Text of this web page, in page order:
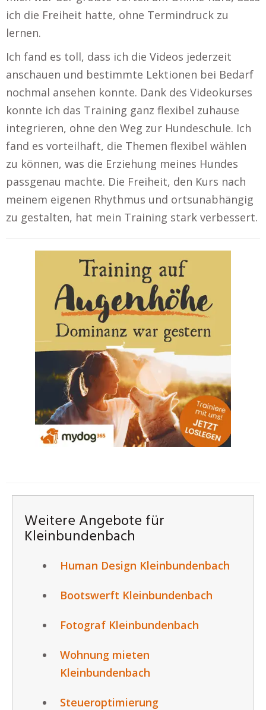
ich die Freiheit hatte, ohne Termindruck zu
lernen.
Ich fand es toll, dass ich die Videos jederzeit
anschauen und bestimmte Lektionen bei Bedarf
nochmal ansehen konnte. Dank des Videokurses
konnte ich das Training ganz flexibel zuhause
integrieren, ohne den Weg zur Hundeschule. Ich
fand es vorteilhaft, die Themen flexibel wählen
zu können, was die Erziehung meines Hundes
passgenau machte. Die Freiheit, den Kurs nach
meinem eigenen Rhythmus und ortsunabhängig
zu gestalten, hat mein Training stark verbessert.
Weitere Angebote für
Kleinbundenbach
Human Design Kleinbundenbach
Bootswerft Kleinbundenbach
Fotograf Kleinbundenbach
Wohnung mieten
Kleinbundenbach
Steueroptimierung